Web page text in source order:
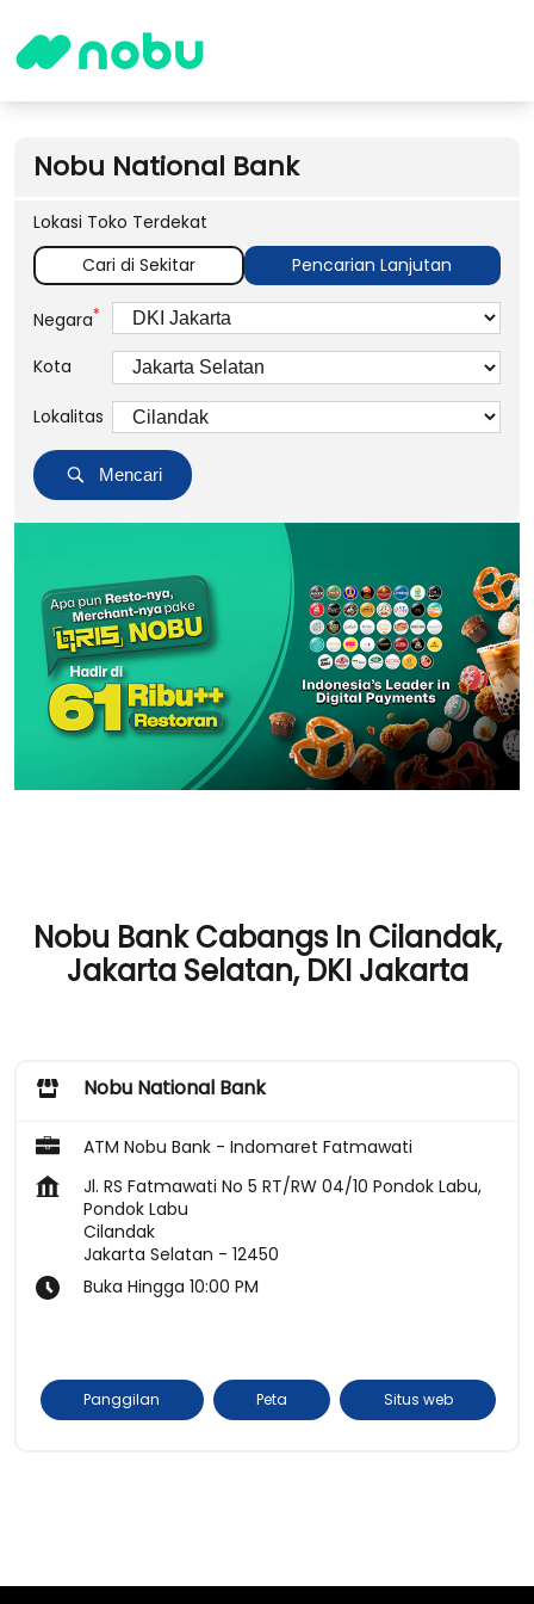
Nobu National Bank
Lokasi Toko Terdekat
Cari di Sekitar
Pencarian Lanjutan
Negara*
Kota
Lokalitas
Mencari
Nobu Bank Cabangs In Cilandak,
Jakarta Selatan, DKI Jakarta
Nobu National Bank
ATM Nobu Bank - Indomaret Fatmawati
Jl. RS Fatmawati No 5 RT/RW 04/10 Pondok Labu,
Pondok Labu
Cilandak
Jakarta Selatan - 12450
Buka Hingga 10:00 PM
Panggilan Peta Situs web